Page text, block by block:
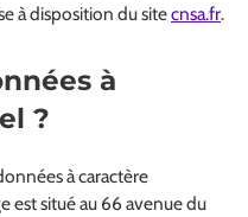
à disposition du sitecnsa.fr.
à
?
à caractère
est situé au 66 avenue du